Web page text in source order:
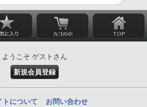
ようこそ ゲストさん
新規会員登録
トについて お問い合わせ